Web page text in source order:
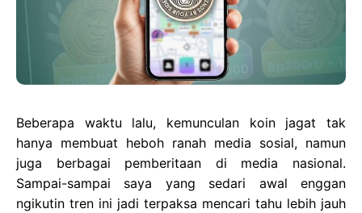
Beberapa waktu lalu, kemunculan koin jagat tak
hanya membuat heboh ranah media sosial, namun
juga berbagai pemberitaan di media nasional.
Sampai-sampai saya yang sedari awal enggan
ngikutin tren ini jadi terpaksa mencari tahu lebih jauh